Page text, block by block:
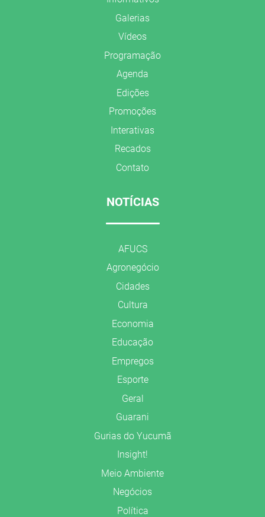
Galerias
Vídeos
Programação
Agenda
Edições
Promoções
Interativas
Recados
Contato
NOTÍCIAS
AFUCS
Agronegócio
Cidades
Cultura
Economia
Educação
Empregos
Esporte
Geral
Guarani
Gurias do Yucumã
Insight!
Meio Ambiente
Negócios
Política